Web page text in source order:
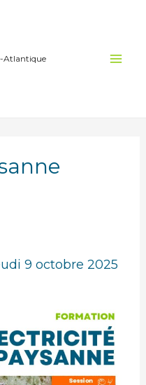
Atlantique
9 octobre 2025